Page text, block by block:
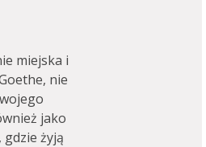
miejska i
nie
jako
żyją